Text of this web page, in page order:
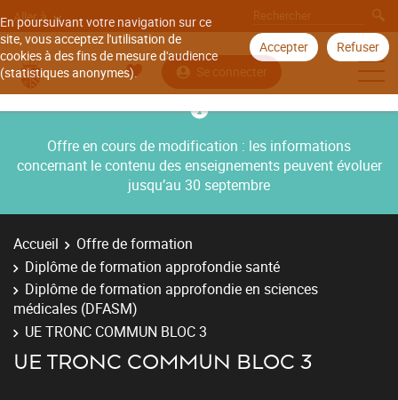
En poursuivant votre navigation sur ce
site, vous acceptez l'utilisation de
cookies à des fins de mesure d'audience
(statistiques anonymes).
Accepter Refuser
Aller à
Se connecter
Offre en cours de modification : les informations
concernant le contenu des enseignements peuvent évoluer
jusqu’au 30 septembre
Accueil
Offre de formation
Diplôme de formation approfondie santé
Diplôme de formation approfondie en sciences
médicales (DFASM)
UE TRONC COMMUN BLOC 3
UE TRONC COMMUN BLOC 3